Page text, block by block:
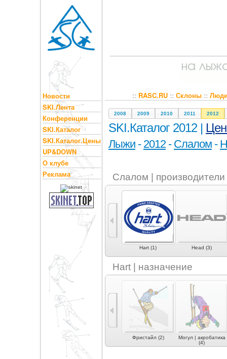
Новости
SKI.Лента
Конференции
SKI.Каталог
SKI.Каталог.Цены
UP&DOWN
О клубе
Реклама
:: RASC.RU:: Склоны::
2008 2009 2010 2011 2012
SKI.Каталог 2012 |
Лыжи - 2012- Слалом -
Слалом | производители
Hart (1) Head (3)
Hart | назначение
Фрирайд (3) Фристайл (2)
Могул | акробатика
(4)